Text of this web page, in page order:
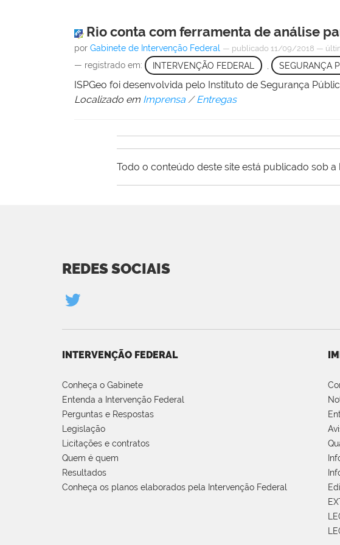
Rio conta com ferramenta de análise
por Gabinete de Intervenção Federal — publicado 11/09/2018 —
— registrado em: INTERVENÇÃO FEDERAL SEGURANÇA
ISPGeo foi desenvolvida pelo Instituto de Segurança
Localizado em Imprensa /Entregas
Todo o conteúdo deste site está publicado sob
REDES SOCIAIS
INTERVENÇÃO FEDERAL
Conheça o Gabinete
Entenda a Intervenção Federal
Perguntas e Respostas
Legislação
Licitações e contratos
Quem é quem
Resultados
Conheça os planos elaborados pela Intervenção Federal